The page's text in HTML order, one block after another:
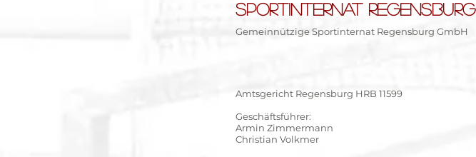
SPORTINTERNAT REGENSBURG
Gemeinnützige Sportinternat Regensburg GmbH
Amtsgericht Regensburg HRB 11599
Geschäftsführer:
Armin Zimmermann
Christian Volkmer